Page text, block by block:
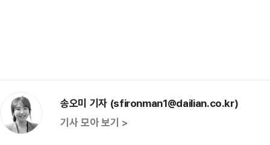
송오미 기자 (sfironman1@dailian.co.kr)
기사 모아 보기 >